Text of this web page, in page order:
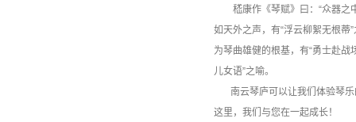
嵇康作《琴赋》曰：“众器之中
如天外之声，有“浮云柳絮无根蒂
为琴曲雄健的根基，有“勇士赴战
儿女语”之喻。
南云琴庐可以让我们体验琴乐
这里，我们与您在一起成长！